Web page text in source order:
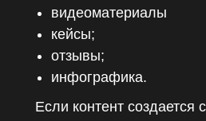
видеоматериалы
кейсы;
отзывы;
инфографика.
Если контент создается